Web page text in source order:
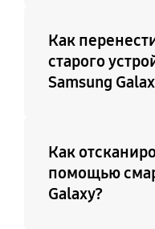
Как
старого
Samsung
Как
помощью
Galaxy?